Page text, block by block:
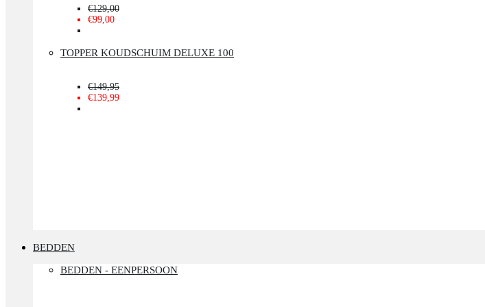
€129,00
€99,00
TOPPER KOUDSCHUIM DELUXE 100
€149,95
€139,99
BEDDEN
BEDDEN - EENPERSOON